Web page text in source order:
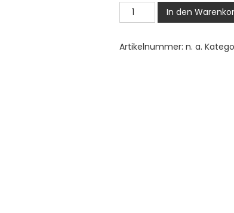
Katze
Bügelbild,
Kuscheliges
In den
Artikelnummer:n. a.